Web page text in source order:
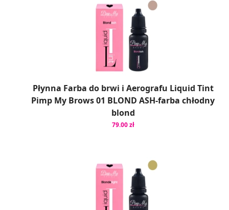
Płynna Farba do brwi i Aerografu Liquid Tint
Pimp My Brows 01 BLOND ASH-farba chłodny
blond
79.00 zł